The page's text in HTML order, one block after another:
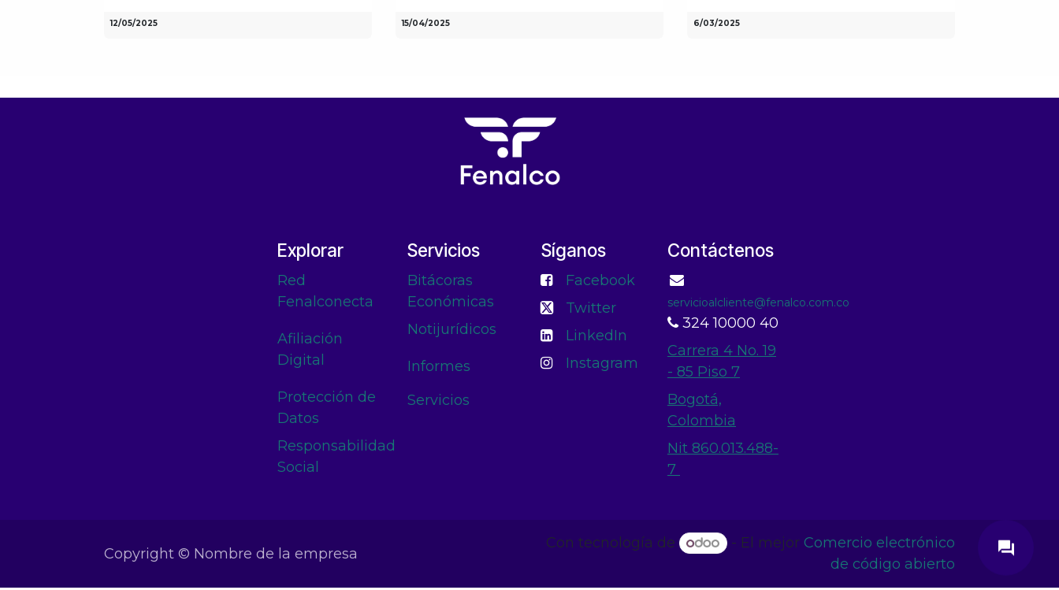
question_answer
12/05/2025 15/04/2025 6/03/2025
Explorar
Red
Fenalconecta
Afiliación
Digital
Protección de
Datos
Responsabilidad
Social
Servicios
Bitácoras
Económicas
Notijurídicos
Informes
Servicios
Síganos
Facebook
Twitter
LinkedIn
Instagram
Contáctenos
servicioalcliente@fenalco.com.co
324 10000 40
Carrera 4 No. 19
- 85 Piso 7
Bogotá,
Colombia
Nit 860.013.488-
7
Copyright © Nombre de la empresa
Con tecnología de - El mejor Comercio electrónico
de código abierto